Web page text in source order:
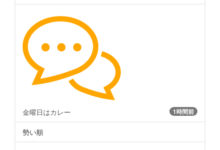
金曜日はカレー 1時間前
勢い順